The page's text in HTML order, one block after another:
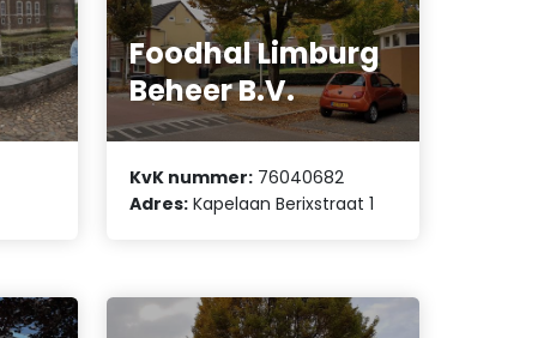
Foodhal Limburg
Beheer B.V.
KvK nummer: 76040682
Adres: Kapelaan Berixstraat 1